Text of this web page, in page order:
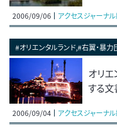
2006/09/06 アクセスジャーナ
#オリエンタルランド,#右翼・暴力
オリ
する文
2006/09/04 アクセスジャーナ